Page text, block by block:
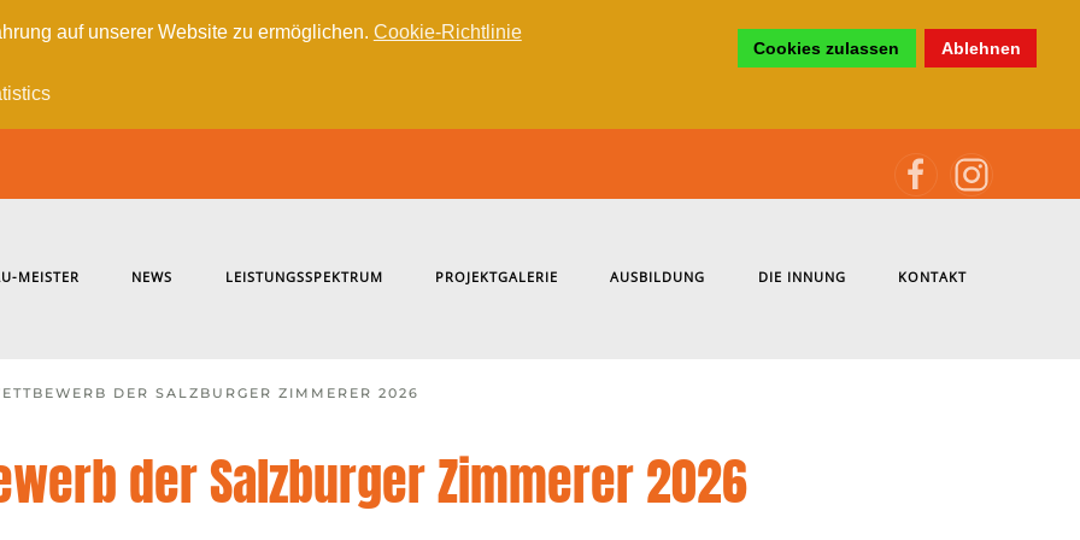
auf unserer Website zu ermöglichen. Cookie-Richtlinie
Cookies zulassen Ablehnen
MEISTER NEWS LEISTUNGSSPEKTRUM PROJEKTGALERIE AUSBILDUNG DIE INNUNG KONTAKT
DER SALZBURGER ZIMMERER 2026
der Salzburger Zimmerer 2026